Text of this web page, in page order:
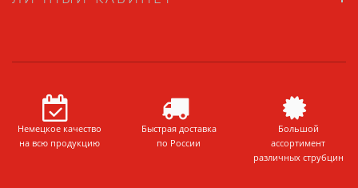
Немецкое качество
на всю продукцию
Быстрая доставка
по России
Большой
ассортимент
различных струбцин